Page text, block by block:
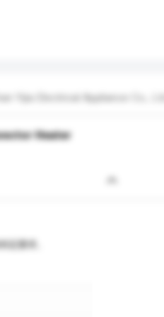
Yijia Electrical Appliance Co., Ltd.
Heater